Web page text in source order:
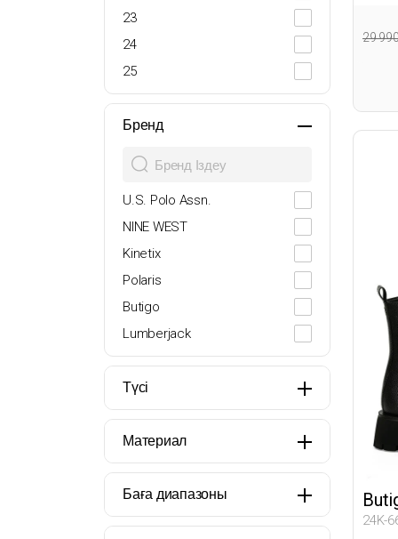
23
24
25
26
27
30
31
32
33
34
35
36
37
38
39
40
41
42
Бренд
U.S. Polo Assn.
NINE WEST
Kinetix
Polaris
Butigo
Lumberjack
Oxide
Miss F
Garamond
Seventeen
JJ-Stiller
İNCİ
Art Bella
Түсі
Материал
Баға диапазоны
29
24K-